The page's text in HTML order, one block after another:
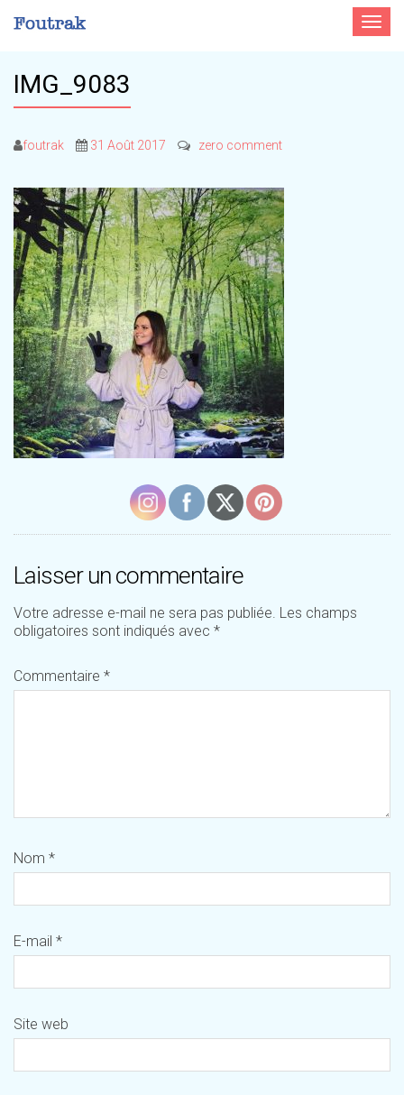
Toggle
IMG_9083
foutrak 31 Août 2017 zero comment
Laisser un commentaire
Votre adresse e-mail ne sera pas publiée. Les champs
obligatoires sont indiqués avec *
Commentaire *
Nom *
E-mail *
Site web